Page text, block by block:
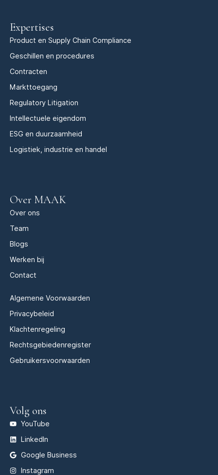
Expertises
Product en Supply Chain Compliance
Geschillen en procedures
Contracten
Markttoegang
Regulatory Litigation
Intellectuele eigendom
ESG en duurzaamheid
Logistiek, industrie en handel
Over MAAK
Over ons
Team
Blogs
Werken bij
Contact
Algemene Voorwaarden
Privacybeleid
Klachtenregeling
Rechtsgebiedenregister
Gebruikersvoorwaarden
Volg ons
YouTube
LinkedIn
Google Business
Instagram